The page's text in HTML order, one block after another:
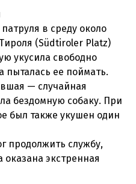
в среду около
(Südtiroler Platz)
укусила свободно
пыталась ее поймать.
— случайная
бездомную собаку. При
был также укушен один
продолжить службу,
экстренная